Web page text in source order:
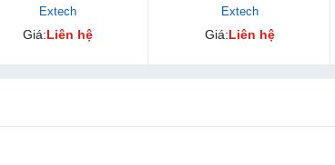
Extech
Giá:Liên hệ
Extech
Giá:Liên hệ